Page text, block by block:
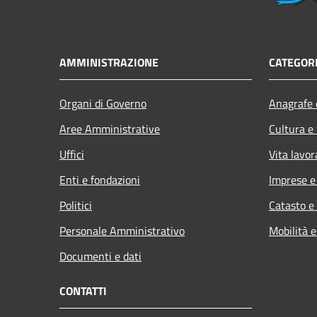
AMMINISTRAZIONE
Organi di Governo
Aree Amministrative
Uffici
Enti e fondazioni
Politici
Personale Amministrativo
Documenti e dati
Cultura
Vita
Imprese
Catasto
Mobilità
CONTATTI